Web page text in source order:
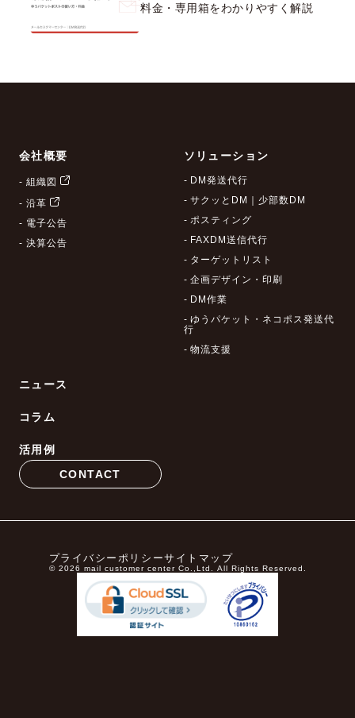
料金・専用箱をわかりやすく解説
会社概要
- 組織図
- 沿革
- 電子公告
- 決算公告
ソリューション
- DM発送代行
- サクッとDM｜少部数DM
- ポスティング
- FAXDM送信代行
- ターゲットリスト
- 企画デザイン・印刷
- DM作業
- ゆうパケット・ネコポス発送代
行
- 物流支援
ニュース
コラム
活用例
CONTACT
プライバシーポリシーサイトマップ
© 2026 mail customer center Co.,Ltd. All Rights Reserved.